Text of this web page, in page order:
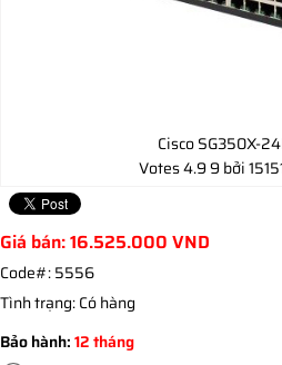
Cisco SG350X-
Votes4.99bởi
Giá bán:16.525.000 VND
Code#:5556
Tình trạng:Có hàng
Bảo hành:12 tháng